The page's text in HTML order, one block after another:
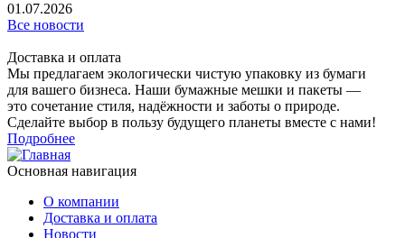
01.07.2026
Все новости
Доставка и оплата
Мы предлагаем экологически чистую упаковку из бумаги
для вашего бизнеса. Наши бумажные мешки и пакеты —
это сочетание стиля, надёжности и заботы о природе.
Сделайте выбор в пользу будущего планеты вместе с нами!
Подробнее
Основная навигация
О компании
Доставка и оплата
Новости